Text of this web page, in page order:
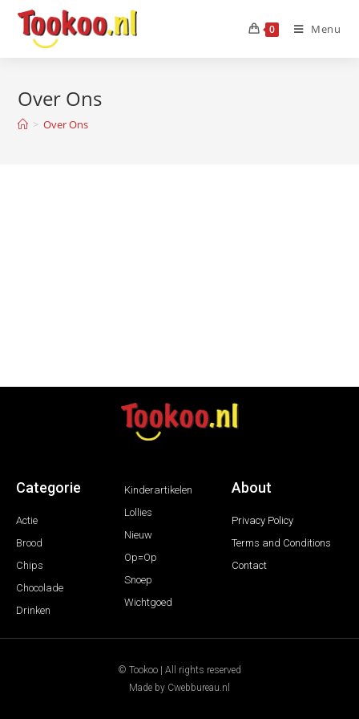
0 Menu
Over Ons
> Over Ons
Categorie
Actie
Brood
Chips
Chocolade
Drinken
Kinderartikelen
Lollies
Nieuw
Op=Op
Snoep
Wichtgoed
About
Privacy Policy
Terms and Conditions
Contact
© Tookoo | All rights reserved
Made by Cwebbureau.nl